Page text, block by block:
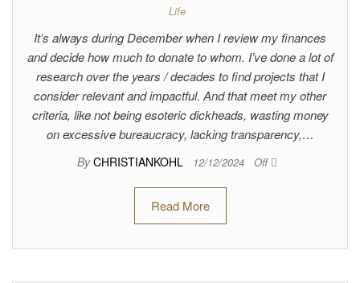
Life
It’s always during December when I review my finances
and decide how much to donate to whom. I’ve done a lot of
research over the years / decades to find projects that I
consider relevant and impactful. And that meet my other
criteria, like not being esoteric dickheads, wasting money
on excessive bureaucracy, lacking transparency,…
By CHRISTIANKOHL 12/12/2024 Off
Read More